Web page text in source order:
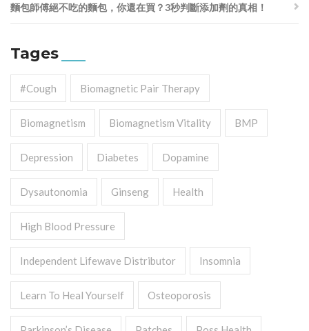
麵包師傅絕不吃的麵包，你還在買？3秒判斷添加劑的真相！
Tages
#cough Biomagnetic Pair Therapy
Biomagnetism Biomagnetism Vitality BMP
Depression Diabetes Dopamine
Dysautonomia Ginseng Health
High Blood Pressure
Independent Lifewave Distributor Insomnia
Learn To Heal Yourself Osteoporosis